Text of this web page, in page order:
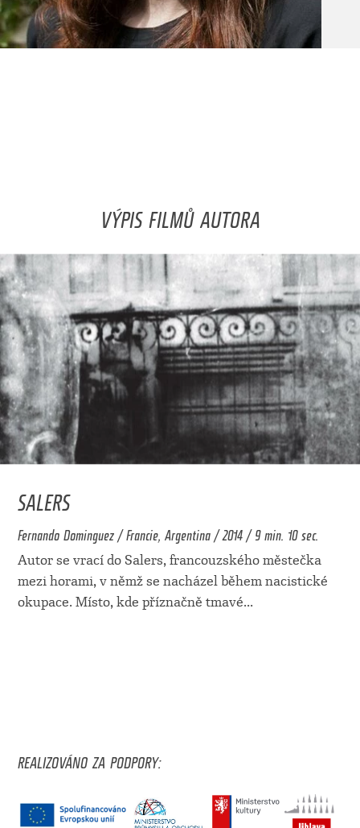
VÝPIS FILMŮ AUTORA
SALERS
Fernando Dominguez / Francie, Argentina / 2014 / 9 min. 10 sec.
Autor se vrací do Salers, francouzského městečka
mezi horami, v němž se nacházel během nacistické
okupace. Místo, kde příznačně tmavé...
REALIZOVÁNO ZA PODPORY: